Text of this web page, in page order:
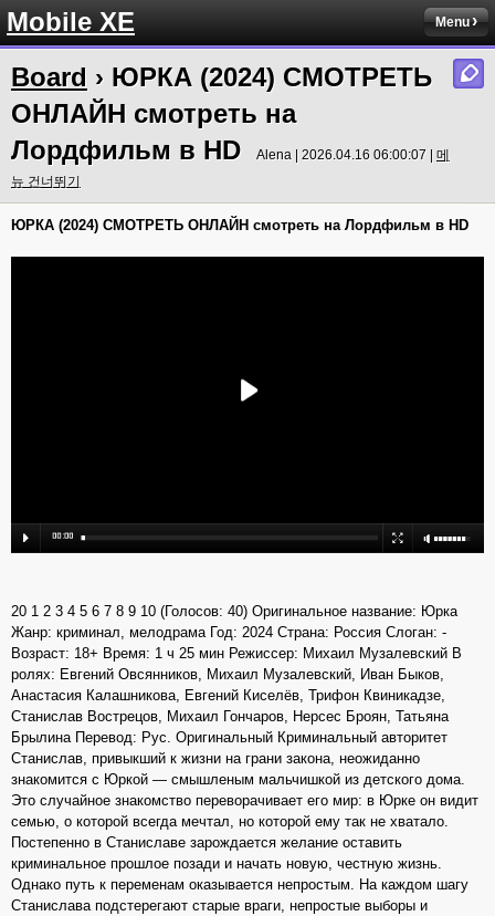
Mobile XE Menu
Board › ЮРКА (2024) СМОТРЕТЬ
ОНЛАЙН смотреть на
Лордфильм в HD
Alena | 2026.04.16 06:00:07 | 메
뉴 건너뛰기
ЮРКА (2024) СМОТРЕТЬ ОНЛАЙН смотреть на Лордфильм в HD
20 1 2 3 4 5 6 7 8 9 10 (Голосов: 40) Оригинальное название: Юрка
Жанр: криминал, мелодрама Год: 2024 Страна: Россия Слоган: -
Возраст: 18+ Время: 1 ч 25 мин Режиссер: Михаил Музалевский В
ролях: Евгений Овсянников, Михаил Музалевский, Иван Быков,
Анастасия Калашникова, Евгений Киселёв, Трифон Квиникадзе,
Станислав Вострецов, Михаил Гончаров, Нерсес Броян, Татьяна
Брылина Перевод: Рус. Оригинальный Криминальный авторитет
Станислав, привыкший к жизни на грани закона, неожиданно
знакомится с Юркой — смышленым мальчишкой из детского дома.
Это случайное знакомство переворачивает его мир: в Юрке он видит
семью, о которой всегда мечтал, но которой ему так не хватало.
Постепенно в Станиславе зарождается желание оставить
криминальное прошлое позади и начать новую, честную жизнь.
Однако путь к переменам оказывается непростым. На каждом шагу
Станислава подстерегают старые враги, непростые выборы и